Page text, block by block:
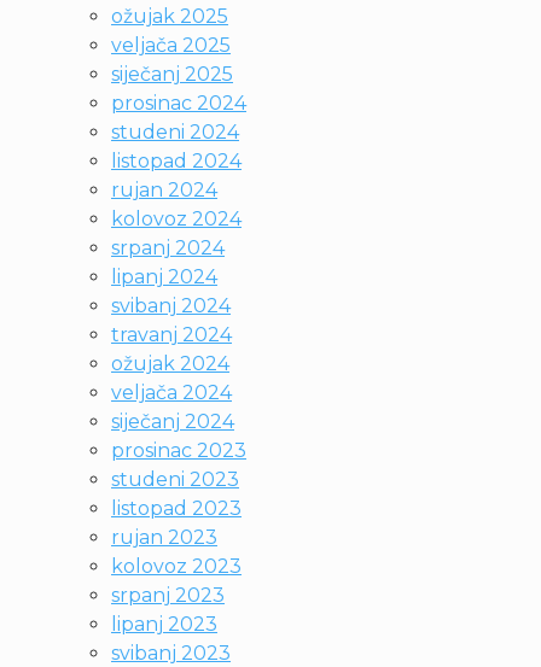
ožujak 2025
veljača 2025
siječanj 2025
prosinac 2024
studeni 2024
listopad 2024
rujan 2024
kolovoz 2024
srpanj 2024
lipanj 2024
svibanj 2024
travanj 2024
ožujak 2024
veljača 2024
siječanj 2024
prosinac 2023
studeni 2023
listopad 2023
rujan 2023
kolovoz 2023
srpanj 2023
lipanj 2023
svibanj 2023